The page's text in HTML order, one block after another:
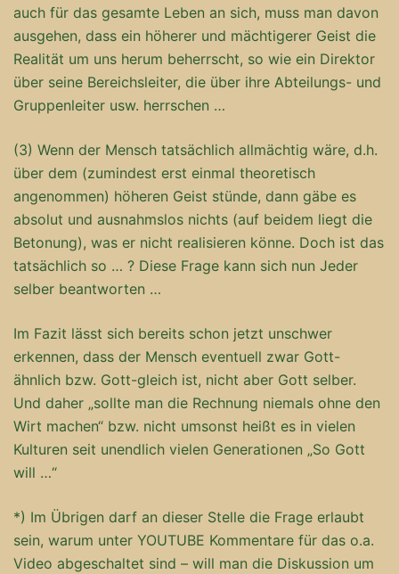
auch für das gesamte Leben an sich, muss man davon
ausgehen, dass ein höherer und mächtigerer Geist die
Realität um uns herum beherrscht, so wie ein Direktor
über seine Bereichsleiter, die über ihre Abteilungs- und
Gruppenleiter usw. herrschen …
(3) Wenn der Mensch tatsächlich allmächtig wäre, d.h.
über dem (zumindest erst einmal theoretisch
angenommen) höheren Geist stünde, dann gäbe es
absolut und ausnahmslos nichts (auf beidem liegt die
Betonung), was er nicht realisieren könne. Doch ist das
tatsächlich so … ? Diese Frage kann sich nun Jeder
selber beantworten …
Im Fazit lässt sich bereits schon jetzt unschwer
erkennen, dass der Mensch eventuell zwar Gott-
ähnlich bzw. Gott-gleich ist, nicht aber Gott selber.
Und daher „sollte man die Rechnung niemals ohne den
Wirt machen“ bzw. nicht umsonst heißt es in vielen
Kulturen seit unendlich vielen Generationen „So Gott
will …“
*) Im Übrigen darf an dieser Stelle die Frage erlaubt
sein, warum unter YOUTUBE Kommentare für das o.a.
Video abgeschaltet sind – will man die Diskussion um